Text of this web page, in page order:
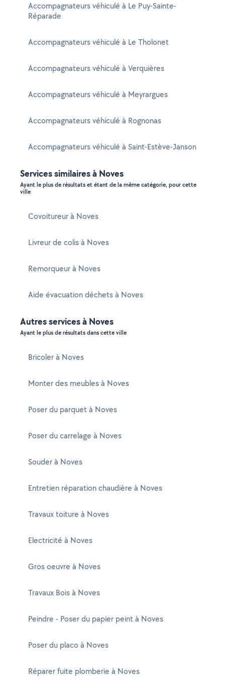
Accompagnateurs véhiculé à Le Puy-Sainte-
Réparade
Accompagnateurs véhiculé à Le Tholonet
Accompagnateurs véhiculé à Verquières
Accompagnateurs véhiculé à Meyrargues
Accompagnateurs véhiculé à Rognonas
Accompagnateurs véhiculé à Saint-Estève-Janson
Services similaires à Noves
Ayant le plus de résultats et étant de la même catégorie, pour cette
ville
Covoitureur à Noves
Livreur de colis à Noves
Remorqueur à Noves
Aide évacuation déchets à Noves
Autres services à Noves
Ayant le plus de résultats dans cette ville
Bricoler à Noves
Monter des meubles à Noves
Poser du parquet à Noves
Poser du carrelage à Noves
Souder à Noves
Entretien réparation chaudière à Noves
Travaux toiture à Noves
Electricité à Noves
Gros oeuvre à Noves
Travaux Bois à Noves
Peindre - Poser du papier peint à Noves
Poser du placo à Noves
Réparer fuite plomberie à Noves